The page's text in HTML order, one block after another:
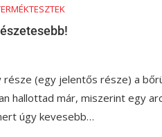
(egy jelentős része) a
hallottad már, miszerint egy
úgy kevesebb…